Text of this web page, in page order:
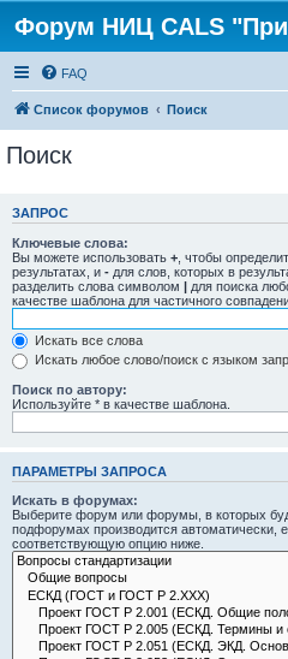
Форум НИЦ CALS
FAQ
Список форумов Поиск
Поиск
ЗАПРОС
Ключевые слова:
Вы можете использовать + , чтобы
результатах, и - для слов, которых в
разделить слова символом | для поиска
качестве шаблона для частичного
Искать все слова
Искать любое слово/поиск с языком
Поиск по автору:
Используйте * в качестве шаблона.
ПАРАМЕТРЫ ЗАПРОСА
Искать в форумах:
Выберите форум или форумы, в которых
подфорумах производится автоматически,
соответствующую опцию ниже.